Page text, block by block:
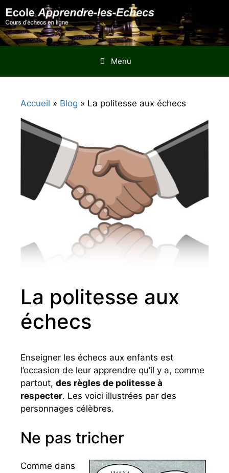
Aller
au
contenu
Menu
Accueil » Blog » La politesse aux échecs
La politesse aux
échecs
Enseigner les échecs aux enfants est
l’occasion de leur apprendre qu’il y a, comme
partout, des règles de politesse à
respecter. Les voici illustrées par des
personnages célèbres.
Ne pas tricher
Comme dans